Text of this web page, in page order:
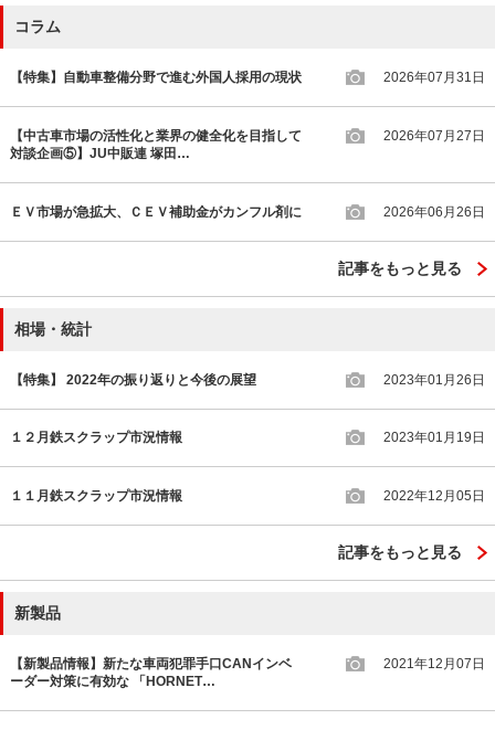
コラム
【特集】自動車整備分野で進む外国人採用の現状 2026年07月31日
【中古車市場の活性化と業界の健全化を目指して
対談企画⑤】JU中販連 塚田…
2026年07月27日
ＥＶ市場が急拡大、ＣＥＶ補助金がカンフル剤に 2026年06月26日
記事をもっと見る
相場・統計
【特集】 2022年の振り返りと今後の展望 2023年01月26日
１２月鉄スクラップ市況情報 2023年01月19日
１１月鉄スクラップ市況情報 2022年12月05日
記事をもっと見る
新製品
【新製品情報】新たな車両犯罪手口CANインベ
ーダー対策に有効な 「HORNET…
2021年12月07日